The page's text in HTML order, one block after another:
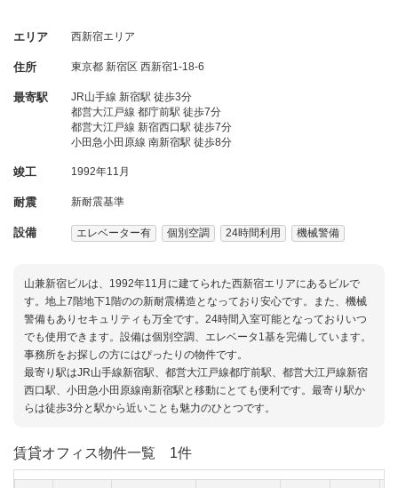
エリア 西新宿エリア
住所 東京都 新宿区 西新宿1-18-6
最寄駅
JR山手線 新宿駅 徒歩3分
都営大江戸線 都庁前駅 徒歩7分
都営大江戸線 新宿西口駅 徒歩7分
小田急小田原線 南新宿駅 徒歩8分
竣工 1992年11月
耐震 新耐震基準
設備 エレベーター有 個別空調 24時間利用 機械警備
山兼新宿ビルは、1992年11月に建てられた西新宿エリアにあるビルで
す。地上7階地下1階のの新耐震構造となっており安心です。また、機械
警備もありセキュリティも万全です。24時間入室可能となっておりいつ
でも使用できます。設備は個別空調、エレベータ1基を完備しています。
事務所をお探しの方にはぴったりの物件です。
最寄り駅はJR山手線新宿駅、都営大江戸線都庁前駅、都営大江戸線新宿
西口駅、小田急小田原線南新宿駅と移動にとても便利です。最寄り駅か
らは徒歩3分と駅から近いことも魅力のひとつです。
賃貸オフィス物件一覧 1件